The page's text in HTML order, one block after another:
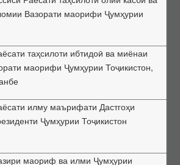
Вазорати маорифи Ҷумҳурии
таҳсилоти ибтидоӣ ва миёнаи
маорифи Ҷумҳурии Тоҷикистон,
илму маърифати Дастгоҳи
Ҷумҳурии Тоҷикистон
маориф ва илми Ҷумҳурии